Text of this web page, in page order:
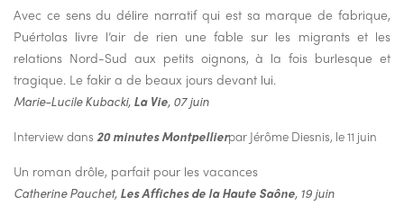
Avec ce sens du délire narratif qui est sa marque de fabrique,
Puértolas livre l’air de rien une fable sur les migrants et les
relations Nord-Sud aux petits oignons, à la fois burlesque et
tragique. Le fakir a de beaux jours devant lui.
Marie-Lucile Kubacki, La Vie, 07 juin
Interview dans 20 minutes Montpellierpar Jérôme Diesnis, le 11 juin
Un roman drôle, parfait pour les vacances
Catherine Pauchet, Les Affiches de la Haute Saône, 19 juin